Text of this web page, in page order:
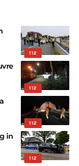
112
112
112
112
in